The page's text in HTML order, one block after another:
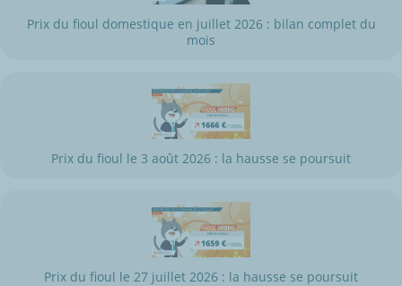
Prix du fioul domestique en juillet 2026 : bilan complet du
mois
Prix du fioul le 3 août 2026 : la hausse se poursuit
Prix du fioul le 27 juillet 2026 : la hausse se poursuit